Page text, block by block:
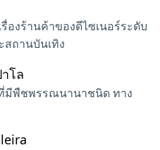
งร้านค้าของดีไซเนอร์ระดับ
สถานบันเทิง
โล
มีพืชพรรณนานาชนิด ทาง